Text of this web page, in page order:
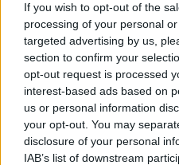
If you wish to opt-out of the
processing of your personal
targeted advertising by us,
section to confirm your
opt-out request is processed
interest-based ads based on
us or personal information
your opt-out. You may
disclosure of your personal
IAB’s list of downstream